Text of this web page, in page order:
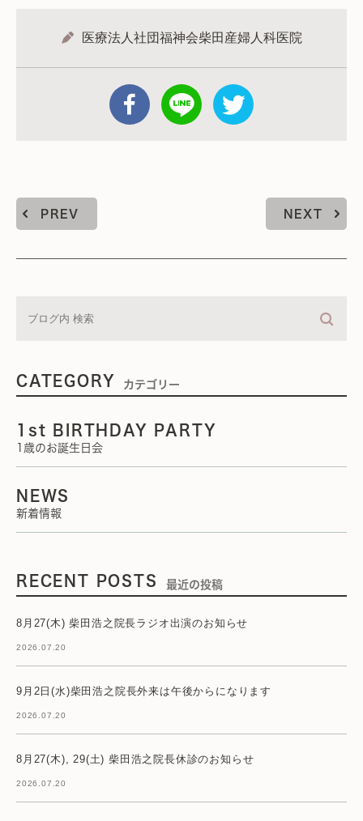
医療法人社団福神会柴田産婦人科医院
PREV NEXT
CATEGORY カテゴリー
1st BIRTHDAY PARTY
1歳のお誕生日会
NEWS
新着情報
RECENT POSTS 最近の投稿
8月27(木) 柴田浩之院長ラジオ出演のお知らせ
2026.07.20
9月2日(水)柴田浩之院長外来は午後からになります
2026.07.20
8月27(木), 29(土) 柴田浩之院長休診のお知らせ
2026.07.20